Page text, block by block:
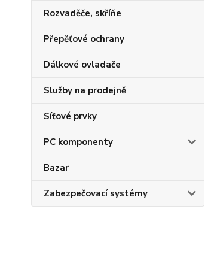
Rozvaděče, skříňe
Přepěťové ochrany
Dálkové ovladače
Služby na prodejně
Síťové prvky
PC komponenty
Bazar
Zabezpečovací systémy